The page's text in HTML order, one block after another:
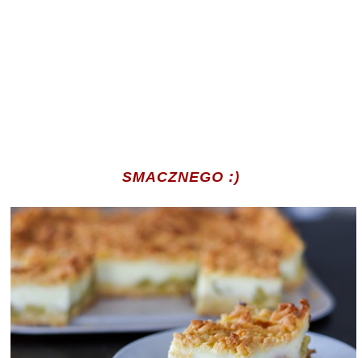
SMACZNEGO :)